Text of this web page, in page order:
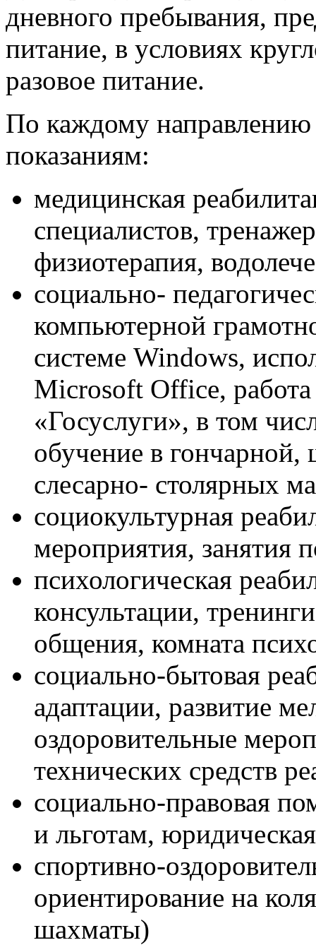
дневного пребывания,
питание, в условиях
разовое питание.
По каждому направлению
показаниям:
медицинская
специалистов,
физиотерапия,
социально-
компьютерной
системе Windows,
Microsoft Office, работа
«Госуслуги», в том
обучение в
слесарно- столярных
социокультурная
мероприятия, занятия
психологическая
консультации,
общения, комната
социально-бытовая
адаптации, развитие
оздоровительные
технических средств
социально-правовая
и льготам,
спортивно-
ориентирование на
шахматы)